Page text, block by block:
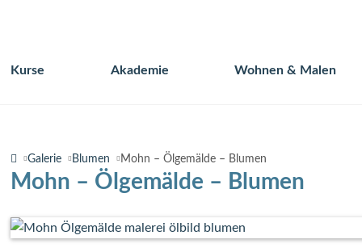
Navigation
Kurse Akademie Wohnen & Malen
Galerie Blumen Mohn – Ölgemälde – Blumen
Mohn – Ölgemälde – Blumen